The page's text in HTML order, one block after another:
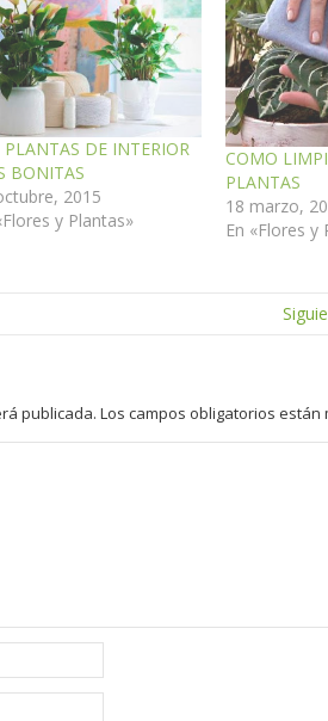
PLANTAS DE INTERIOR
BONITAS
2015
y Plantas»
COMO
PLANTAS
18 marzo,
En «Flores y
publicada. Los campos obligatorios están